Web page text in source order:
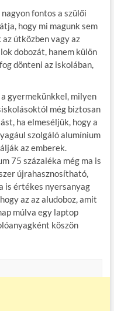
fontos a szülői
hogy mi magunk sem
útközben vagy az
dobozát, hanem külön
dönteni az iskolában,
gyermekünkkel, milyen
még biztosan
ha elmeséljük, hogy a
szolgáló alumínium
az emberek.
75 százaléka még ma is
újrahasznosítható,
is értékes nyersanyag
az az aludoboz, amit
múlva egy laptop
köszön